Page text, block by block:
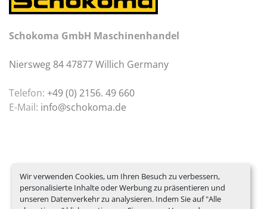
Wir verwenden Cookies, um Ihren Besuch zu verbessern,
personalisierte Inhalte oder Werbung zu präsentieren und
unseren Datenverkehr zu analysieren. Indem Sie auf "Alle
Schokoma GmbH Maschinenhandel
Niersweg 84 47877 Willich Germany
Telefon: +49 (0) 2156. 49 660
E-Mail: info@schokoma.de